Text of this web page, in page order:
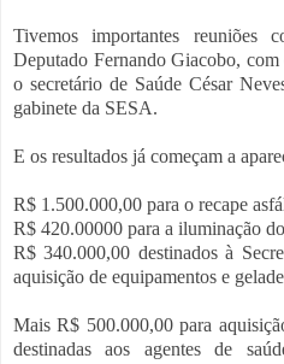
Tivemos importantes reuniões
Deputado Fernando Giacobo,
o secretário de Saúde César
gabinete da SESA.
E os resultados já começam a
R$ 1.500.000,00 para o recape
R$ 420.00000 para a iluminação
R$ 340.000,00 destinados à
aquisição de equipamentos e
Mais R$ 500.000,00 para
destinadas aos agentes de